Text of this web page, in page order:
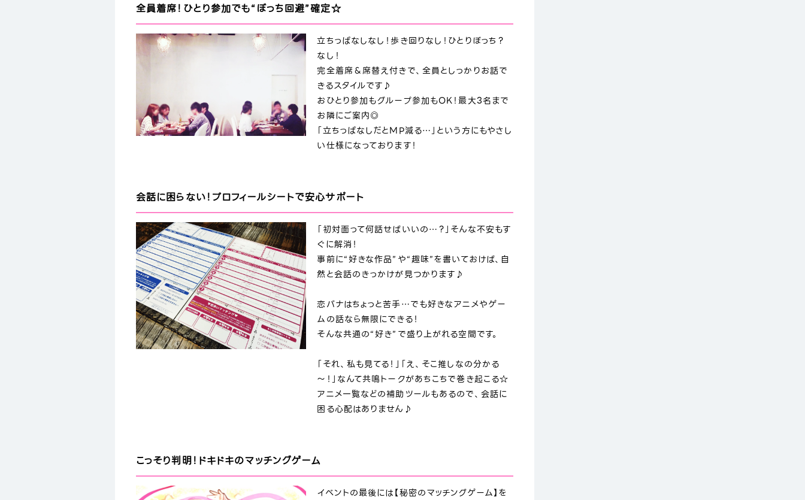
全員着席！ひとり参加でも“ぼっち回避”確定☆
立ちっぱなしなし！歩き回りなし！ひとりぼっち？
なし！
完全着席＆席替え付きで、全員としっかりお話で
きるスタイルです♪
おひとり参加もグループ参加もOK！最大3名まで
お隣にご案内◎
「立ちっぱなしだとMP減る…」という方にもやさし
い仕様になっております！
会話に困らない！プロフィールシートで安心サポート
「初対面って何話せばいいの…？」そんな不安もす
ぐに解消！
事前に“好きな作品”や“趣味”を書いておけば、自
然と会話のきっかけが見つかります♪
恋バナはちょっと苦手…でも好きなアニメやゲー
ムの話なら無限にできる！
そんな共通の“好き”で盛り上がれる空間です。
「それ、私も見てる！」「え、そこ推しなの分かる
～！」なんて共鳴トークがあちこちで巻き起こる☆
アニメ一覧などの補助ツールもあるので、会話に
困る心配はありません♪
こっそり判明！ドキドキのマッチングゲーム
イベントの最後には【秘密のマッチングゲーム】を